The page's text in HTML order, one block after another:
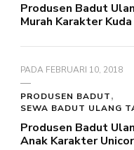
Produsen Badut
Murah Karakter
PADA FEBRUARI 10, 2018
PRODUSEN BADUT
SEWA BADUT ULANG
Produsen Badut
Anak Karakter